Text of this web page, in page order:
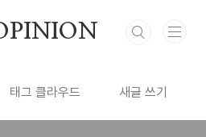
태그 클라우드 새글 쓰기